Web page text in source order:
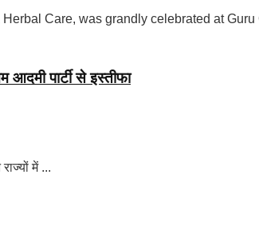
Care, was grandly celebrated at Guru
आदमी पार्टी से इस्तीफा
में ...